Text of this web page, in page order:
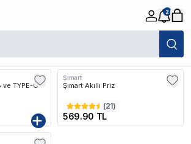
2
ve TYPE-C
Şımart
Şımart Akıllı Priz
(21)
569.90 TL